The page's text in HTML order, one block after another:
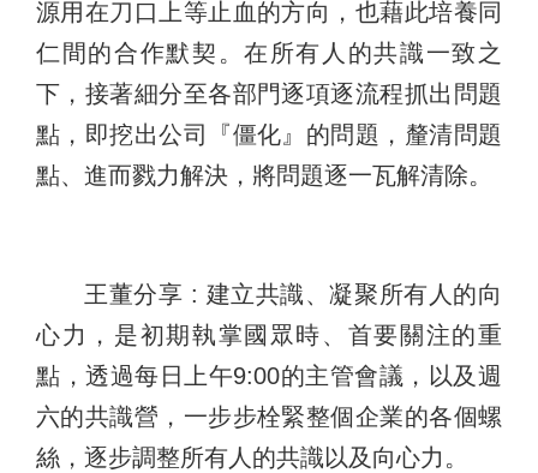
源用在刀口上等止血的方向，也藉此培養同
仁間的合作默契。在所有人的共識一致之
下，接著細分至各部門逐項逐流程抓出問題
點，即挖出公司『僵化』的問題，釐清問題
點、進而戮力解決，將問題逐一瓦解清除。
王董分享 : 建立共識、凝聚所有人的向
心力，是初期執掌國眾時、首要關注的重
點，透過每日上午9:00的主管會議，以及週
六的共識營，一步步栓緊整個企業的各個螺
絲，逐步調整所有人的共識以及向心力。